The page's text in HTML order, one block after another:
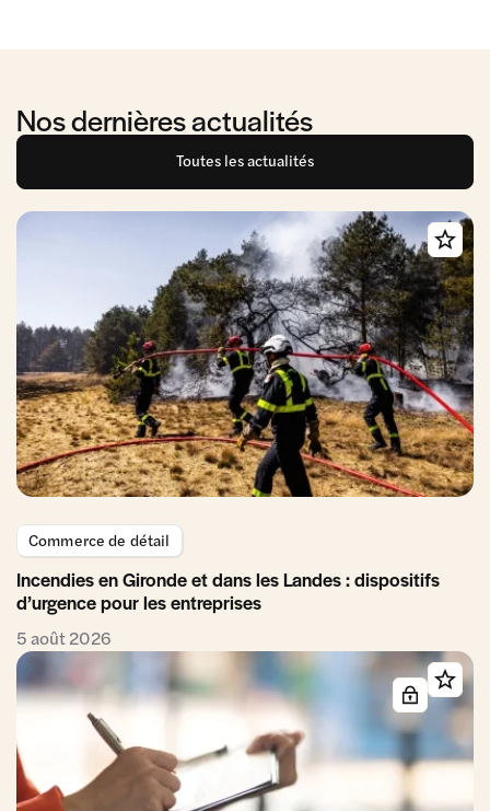
Nos dernières actualités
Toutes les actualités
Commerce de détail
Incendies en Gironde et dans les Landes : dispositifs
d’urgence pour les entreprises
5 août 2026